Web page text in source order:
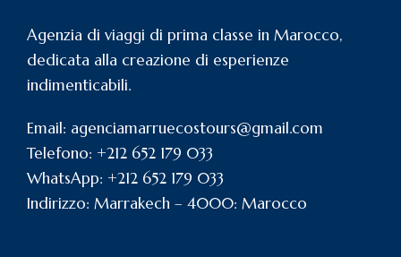
Agenzia di viaggi di prima classe in Marocco,
dedicata alla creazione di esperienze
indimenticabili.
Email: agenciamarruecostours@gmail.com
Telefono: +212 652 179 033
WhatsApp: +212 652 179 033
Indirizzo: Marrakech – 4000: Marocco